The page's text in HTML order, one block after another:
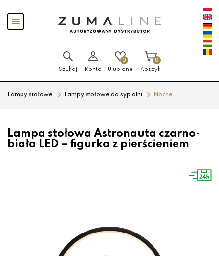
Pokaż
menu
Szukaj Konto
0
Ulubione
0
Koszyk
Lampy stołowe Lampy stołowe do sypialni Nocne
Lampa stołowa Astronauta czarno-
biała LED – figurka z pierścieniem